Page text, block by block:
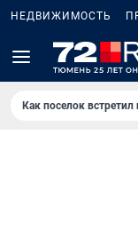
НЕДВИЖИМОСТЬ
Как поселок